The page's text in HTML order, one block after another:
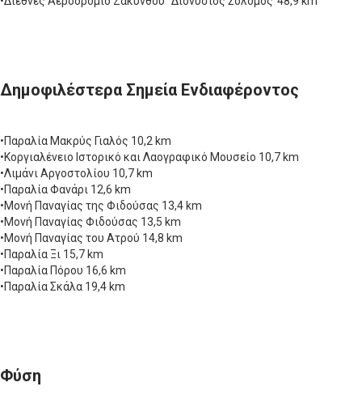
Δημοφιλέστερα Σημεία Ενδιαφέροντος
•Παραλία Μακρύς Γιαλός 10,2 km
•Κοργιαλένειο Ιστορικό και Λαογραφικό Μουσείο 10,7 km
•Λιμάνι Αργοστολίου 10,7 km
•Παραλία Φανάρι 12,6 km
•Μονή Παναγίας της Φιδούσας 13,4 km
•Μονή Παναγίας Φιδούσας 13,5 km
•Μονή Παναγίας του Ατρού 14,8 km
•Παραλία Ξι 15,7 km
•Παραλία Πόρου 16,6 km
•Παραλία Σκάλα 19,4 km
Φύση